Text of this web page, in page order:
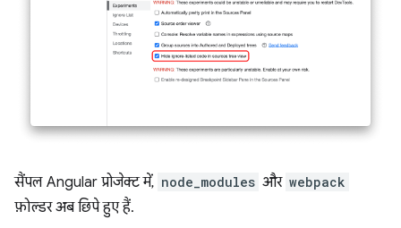
सैंपल Angular प्रोजेक्ट में, node_modules और webpack
फ़ोल्डर अब छिपे हुए हैं.